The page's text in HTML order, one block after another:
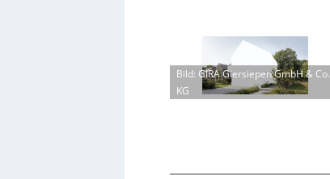
Bild: GIRA Giersiepen GmbH & Co.
KG